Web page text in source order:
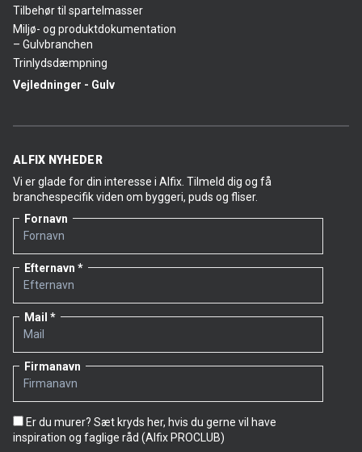
Tilbehør til spartelmasser
Miljø- og produktdokumentation
– Gulvbranchen
Trinlydsdæmpning
Vejledninger - Gulv
ALFIX NYHEDER
Vi er glade for din interesse i Alfix. Tilmeld dig og få
branchespecifik viden om byggeri, puds og fliser.
Fornavn
Efternavn
Mail
Firmanavn
Er du murer? Sæt kryds her, hvis du gerne vil have
inspiration og faglige råd (Alfix PROCLUB)